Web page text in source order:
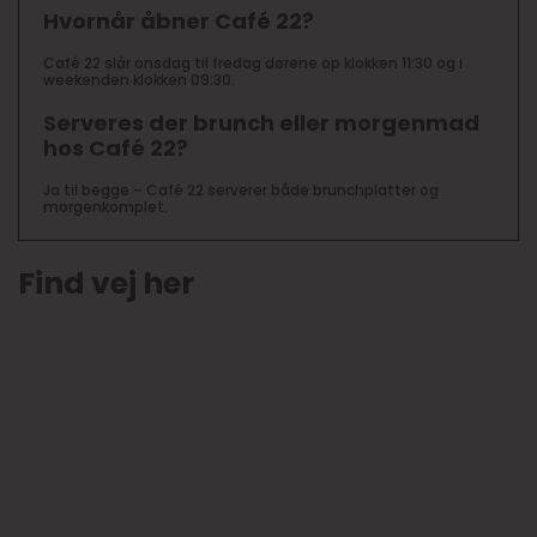
Hvornår åbner Café 22?
Café 22 slår onsdag til fredag dørene op klokken 11:30 og i
weekenden klokken 09:30.
Serveres der brunch eller morgenmad
hos Café 22?
Ja til begge – Café 22 serverer både brunchplatter og
morgenkomplet.
Find vej her